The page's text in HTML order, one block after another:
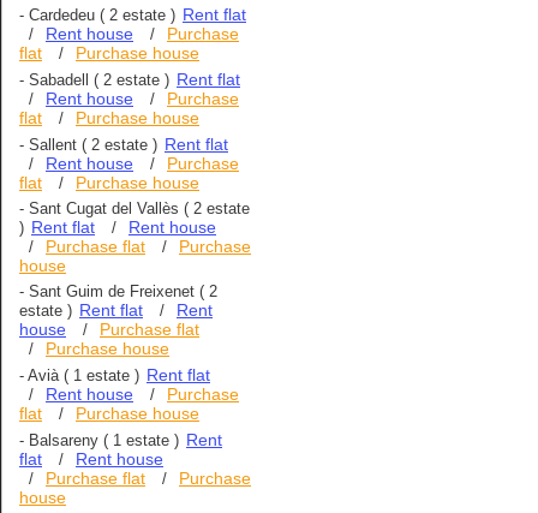
- Cardedeu ( 2 estate ) Rent flat
/ Rent house /
Purchase
flat
/ Purchase house
- Sabadell ( 2 estate ) Rent flat
/ Rent house /
Purchase
flat
/ Purchase house
- Sallent ( 2 estate ) Rent flat
/ Rent house /
Purchase
flat
/ Purchase house
- Sant Cugat del Vallès ( 2 estate
) Rent flat / Rent house
/ Purchase flat /
Purchase
house
- Sant Guim de Freixenet ( 2
estate ) Rent flat /
Rent
house
/ Purchase flat
/ Purchase house
- Avià( 1 estate ) Rent flat
/ Rent house /
Purchase
flat
/ Purchase house
- Balsareny ( 1 estate ) Rent
flat
/ Rent house
/ Purchase flat /
Purchase
house